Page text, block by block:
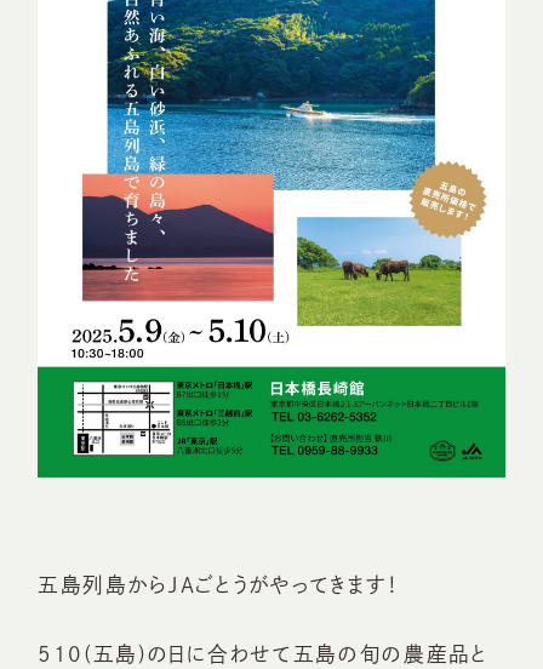
五島列島からJAごとうがやってきます！
510(五島)の日に合わせて五島の旬の農産品と